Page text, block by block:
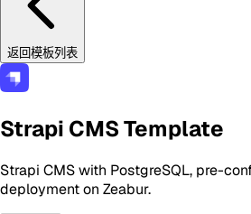
返回模板列表
Strapi CMS Template
Strapi CMS with PostgreSQL, pre-
deployment on Zeabur.